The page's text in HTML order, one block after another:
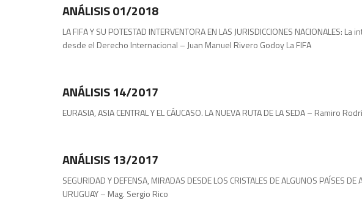
ANÁLISIS 01/2018
LA FIFA Y SU POTESTAD INTERVENTORA EN LAS JURISDICCIONES
desde el Derecho Internacional – Juan Manuel Rivero Godoy La FIFA
ANÁLISIS 14/2017
EURASIA, ASIA CENTRAL Y EL CÁUCASO. LA NUEVA RUTA DE LA SEDA – Ramiro
ANÁLISIS 13/2017
SEGURIDAD Y DEFENSA, MIRADAS DESDE LOS CRISTALES DE ALGUNOS PAÍSES
URUGUAY – Mag. Sergio Rico